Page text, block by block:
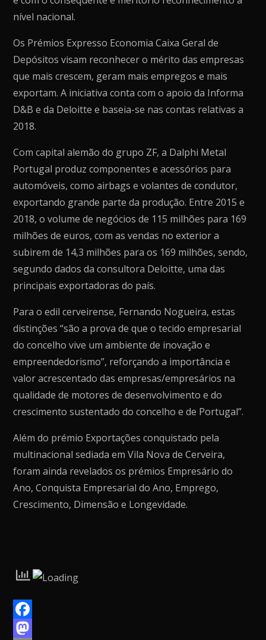
VENCE
O
PRÉMIO
EXPORTAÇÕES
nível nacional.
Os Prémios Expresso Economia Caixa Geral de
Depósitos visam reconhecer o mérito das empresas
que mais crescem, geram mais empregos e mais
exportam. A iniciativa conta com o apoio da Informa
D&B e da Deloitte e baseia-se nas contas relativas a
2018.
Com capital alemão do grupo ZF, a Dalphi Metal
Portugal produz componentes e acessórios para
automóveis, como airbags e volantes de condutor,
exportando grande parte da produção. Entre 2015 e
2018, o volume de negócios de 115 milhões para 169
milhões de euros, com as vendas no exterior a
subirem de 14,3 milhões para os 169 milhões, sendo,
segundo dados da consultora Deloitte, uma das
principais exportadoras do país.
Para o edil cerveirense, Fernando Nogueira, estas
distinções “são a prova de que o tecido empresarial
do concelho vive um ambiente de inovação e
empreendedorismo”, reforçando a importância e
valor acrescentado das empresas/empresários na
qualidade de motores de desenvolvimento e do
crescimento sustentado do concelho e de Portugal”.
Além do prémio Exportações conquistado pela
multinacional sediada em Vila Nova de Cerveira,
foram ainda revelados os prémios Empresário do
Ano, Conquista Empresarial do Ano, Emprego,
Crescimento, Dimensão e Longevidade.
F